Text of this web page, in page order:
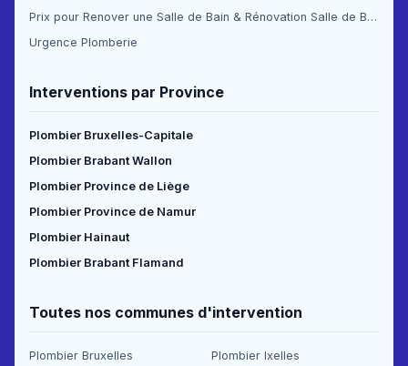
Prix pour Renover une Salle de Bain & Rénovation Salle de Bain Prix
Urgence Plomberie
Interventions par Province
Plombier Bruxelles-Capitale
Plombier Brabant Wallon
Plombier Province de Liège
Plombier Province de Namur
Plombier Hainaut
Plombier Brabant Flamand
Toutes nos communes d'intervention
Plombier Bruxelles
Plombier Ixelles